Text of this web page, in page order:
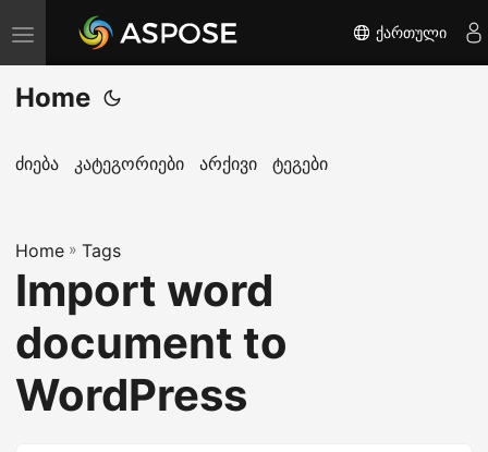
T
o
g
l
a
v
i
g
t
ქართული
Home
ძიება კატეგორიები არქივი ტეგები
Home » Tags
Import word
document to
WordPress